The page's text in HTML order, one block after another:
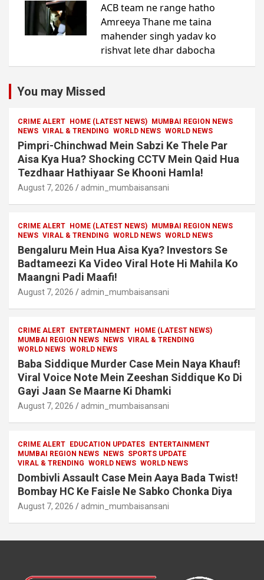
You may Missed
CRIME ALERT HOME (LATEST NEWS)
MUMBAI REGION NEWS
NEWS VIRAL & TRENDING WORLD NEWS WORLD NEWS
Pimpri-Chinchwad Mein Sabzi Ke Thele Par
Aisa Kya Hua? Shocking CCTV Mein Qaid Hua
Tezdhaar Hathiyaar Se Khooni Hamla!
August 7, 2026 admin_mumbaisansani
CRIME ALERT HOME (LATEST NEWS)
MUMBAI REGION NEWS
NEWS VIRAL & TRENDING WORLD NEWS WORLD NEWS
Bengaluru Mein Hua Aisa Kya? Investors Se
Badtameezi Ka Video Viral Hote Hi Mahila Ko
Maangni Padi Maafi!
August 7, 2026 admin_mumbaisansani
CRIME ALERT ENTERTAINMENT
HOME (LATEST NEWS)
MUMBAI REGION NEWS
NEWS VIRAL & TRENDING
WORLD NEWS WORLD NEWS
Baba Siddique Murder Case Mein Naya Khauf!
Viral Voice Note Mein Zeeshan Siddique Ko Di
Gayi Jaan Se Maarne Ki Dhamki
August 7, 2026 admin_mumbaisansani
CRIME ALERT EDUCATION UPDATES
ENTERTAINMENT
MUMBAI REGION NEWS
NEWS SPORTS UPDATE
VIRAL & TRENDING WORLD NEWS WORLD NEWS
Dombivli Assault Case Mein Aaya Bada Twist!
Bombay HC Ke Faisle Ne Sabko Chonka Diya
August 7, 2026 admin_mumbaisansani